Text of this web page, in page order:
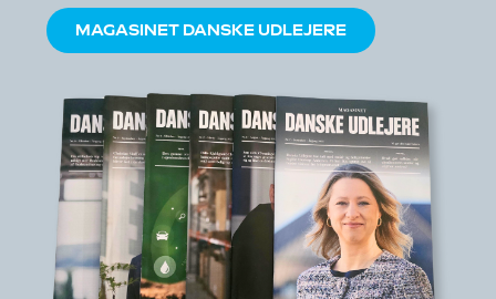
MAGASINET DANSKE UDLEJERE